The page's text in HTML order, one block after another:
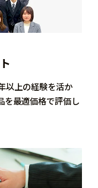
以上の経験を活か
を最適価格で評価し